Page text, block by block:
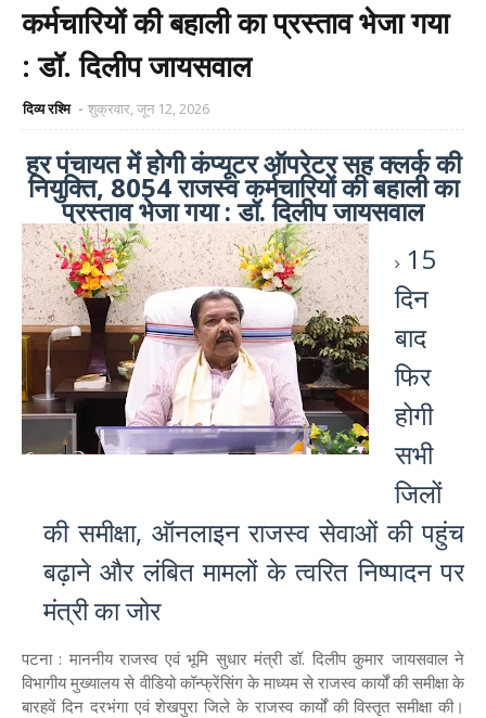
कर्मचारियों की बहाली का प्रस्ताव भेजा गया
: डॉ. दिलीप जायसवाल
दिव्य रश्मि शुक्रवार, जून 12, 2026
हर पंचायत में होगी कंप्यूटर ऑपरेटर सह क्लर्क की
नियुक्ति, 8054 राजस्व कर्मचारियों की बहाली का
प्रस्ताव भेजा गया : डॉ. दिलीप जायसवाल
15
दिन
बाद
फिर
होगी
सभी
जिलों
की समीक्षा, ऑनलाइन राजस्व सेवाओं की पहुंच
बढ़ाने और लंबित मामलों के त्वरित निष्पादन पर
मंत्री का जोर
पटना : माननीय राजस्व एवं भूमि सुधार मंत्री डॉ. दिलीप कुमार जायसवाल ने
विभागीय मुख्यालय से वीडियो कॉन्फ्रेंसिंग के माध्यम से राजस्व कार्यों की समीक्षा के
बारहवें दिन दरभंगा एवं शेखपुरा जिले के राजस्व कार्यों की विस्तृत समीक्षा की।